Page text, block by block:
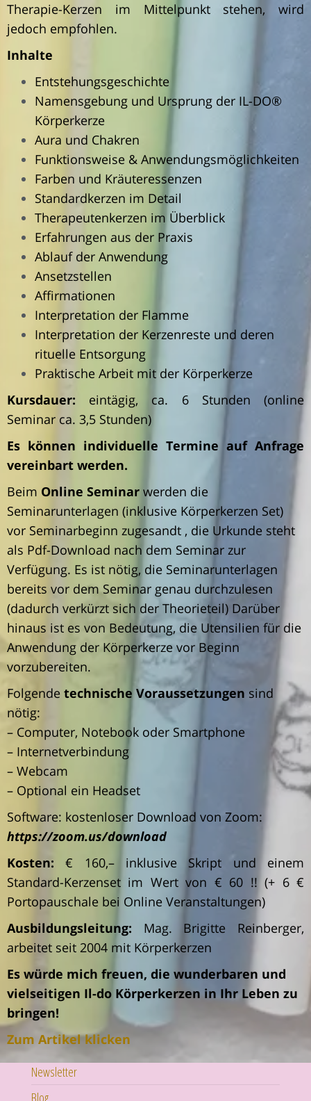
Therapie-Kerzen im Mittelpunkt stehen, wird
jedoch empfohlen.
Inhalte
Entstehungsgeschichte
Namensgebung und Ursprung der IL-DO®
Körperkerze
Aura und Chakren
Funktionsweise & Anwendungsmöglichkeiten
Farben und Kräuteressenzen
Standardkerzen im Detail
Therapeutenkerzen im Überblick
Erfahrungen aus der Praxis
Ablauf der Anwendung
Ansetzstellen
Affirmationen
Interpretation der Flamme
Interpretation der Kerzenreste und deren
rituelle Entsorgung
Praktische Arbeit mit der Körperkerze
Kursdauer: eintägig, ca. 6 Stunden (online
Seminar ca. 3,5 Stunden)
Es können individuelle Termine auf Anfrage
vereinbart werden.
Beim Online Seminar werden die
Seminarunterlagen (inklusive Körperkerzen Set)
vor Seminarbeginn zugesandt , die Urkunde steht
als Pdf-Download nach dem Seminar zur
Verfügung. Es ist nötig, die Seminarunterlagen
bereits vor dem Seminar genau durchzulesen
(dadurch verkürzt sich der Theorieteil) Darüber
hinaus ist es von Bedeutung, die Utensilien für die
Anwendung der Körperkerze vor Beginn
vorzubereiten.
Folgende technische Voraussetzungen sind
nötig:
– Computer, Notebook oder Smartphone
– Internetverbindung
– Webcam
– Optional ein Headset
Software: kostenloser Download von Zoom:
https://zoom.us/download
Kosten: € 160,– inklusive Skript und einem
Standard-Kerzenset im Wert von € 60 !! (+ 6 €
Portopauschale bei Online Veranstaltungen)
Ausbildungsleitung: Mag. Brigitte Reinberger,
arbeitet seit 2004 mit Körperkerzen
Es würde mich freuen, die wunderbaren und
vielseitigen Il-do Körperkerzen in Ihr Leben zu
bringen!
Zum Artikel klicken
Newsletter